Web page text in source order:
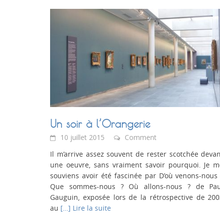
Un soir à l’Orangerie
10 juillet 2015
Comment
Il m’arrive assez souvent de rester scotchée
une oeuvre, sans vraiment savoir pourquoi. Je
souviens avoir été fascinée par D’où venons-nous
Que sommes-nous ? Où allons-nous ? de
Gauguin, exposée lors de la rétrospective de
au […] Lire la suite